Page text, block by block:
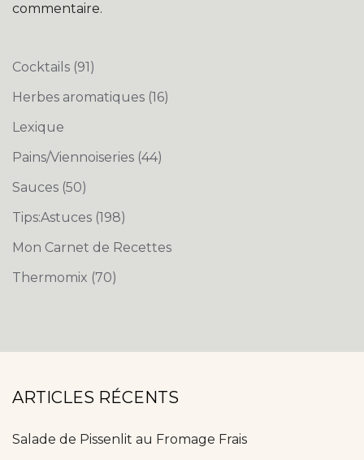
commentaire.
Cocktails (91)
Herbes aromatiques (16)
Lexique
Pains/Viennoiseries (44)
Sauces (50)
Tips:Astuces (198)
Mon Carnet de Recettes
Thermomix (70)
ARTICLES RÉCENTS
Salade de Pissenlit au Fromage Frais